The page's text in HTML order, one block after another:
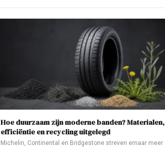
Hoe duurzaam zijn moderne banden? Materialen,
efficiëntie en recycling uitgelegd
Michelin, Continental en Bridgestone streven ernaar meer